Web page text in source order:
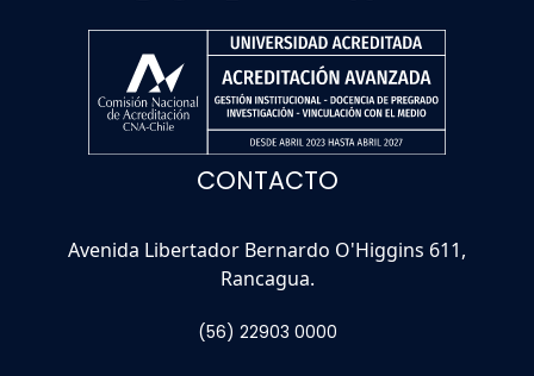
CONTACTO
Avenida Libertador Bernardo O'Higgins 611,
Rancagua.
(56) 22903 0000